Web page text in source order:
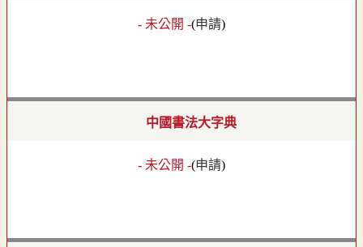
- 未公開 -(申請)
中國書法大字典
- 未公開 -(申請)